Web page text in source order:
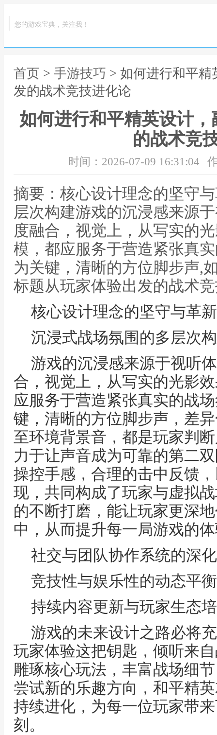
您的游戏宝典，关注我！
首页 > 手游技巧 > 如何进行和平
发的战术竞技进化论
如何进行和平精英设计
的战术竞
时间：2026-07-09 16:31:04
摘要：核心设计理念的坚守
层次构建游戏的沉浸感来源
度融合，视觉上，从写实的
模，都应服务于营造紧张真
为关键，清晰的方位脚步声,
标题从玩家体验出发的战术
核心设计理念的坚守与革新
沉浸式战场氛围的多层次
游戏的沉浸感来源于视听
合，视觉上，从写实的光影
应服务于营造紧张真实的战
键，清晰的方位脚步声，差
至环境背景音，都是玩家判
力于让声音成为可靠的第二
操控手感，合理的击中反馈
现，共同构成了玩家与虚拟
的不断打磨，能让玩家更深
中，从而提升每一局游戏的
社交与团队协作系统的深
竞技性与娱乐性的动态平衡
持续内容更新与玩家生态
游戏的未来设计之路必将
玩家体验这把钥匙，倾听来
雕琢核心玩法，丰富战场细
尝试新的乐趣方向，和平精
持续进化，为每一位玩家带
刻。